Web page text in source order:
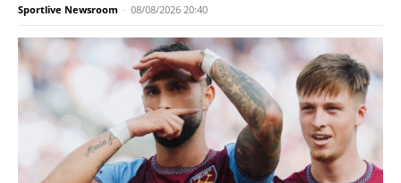
Sportlive Newsroom - 08/08/2026 20:40